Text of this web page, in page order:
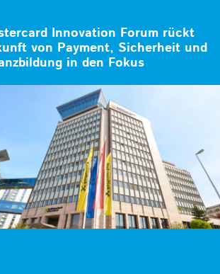
Innovation Forum rückt
von Payment, Sicherheit und
in den Fokus